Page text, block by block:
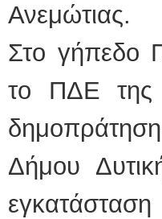
Ανεμώτιας.
Στο γήπεδο
το ΠΔΕ της
Δήμου